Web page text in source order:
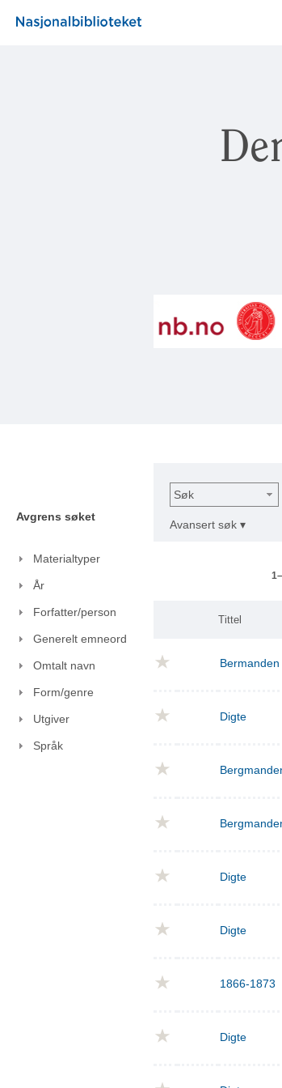
Avgrens søket
Materialtyper
År
Forfatter/person
Generelt emneord
Omtalt navn
Form/genre
Utgiver
Språk
Søk
Avansert søk ▾
Tittel
Digte
Digte
Digte
1866-1873
Digte